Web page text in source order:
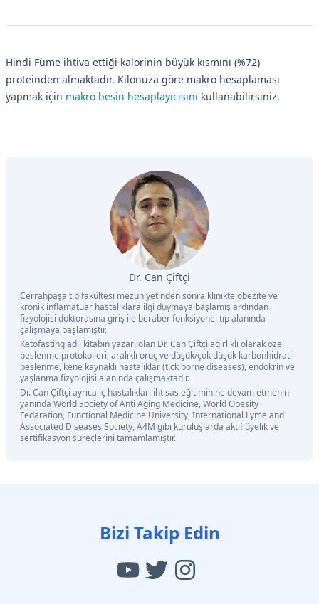
Hindi Füme ihtiva ettiği kalorinin büyük kısmını (%72)
proteinden almaktadır. Kilonuza göre makro hesaplaması
yapmak için makro besin hesaplayıcısını kullanabilirsiniz.
Dr. Can Çiftçi
Cerrahpaşa tıp fakültesi mezuniyetinden sonra klinikte obezite ve
kronik inflamatuar hastalıklara ilgi duymaya başlamış ardından
fizyolojisi doktorasına giriş ile beraber fonksiyonel tıp alanında
çalışmaya başlamıştır.
Ketofasting adlı kitabın yazarı olan Dr. Can Çiftçi ağırlıklı olarak özel
beslenme protokolleri, aralıklı oruç ve düşük/çok düşük karbonhidratlı
beslenme, kene kaynaklı hastalıklar (tick borne diseases), endokrin ve
yaşlanma fizyolojisi alanında çalışmaktadır.
Dr. Can Çiftçi ayrıca iç hastalıkları ihtisas eğitiminine devam etmenin
yanında World Society of Anti Aging Medicine, World Obesity
Fedaration, Functional Medicine University, International Lyme and
Associated Diseases Society, A4M gibi kuruluşlarda aktif üyelik ve
sertifikasyon süreçlerini tamamlamıştır.
Bizi Takip Edin